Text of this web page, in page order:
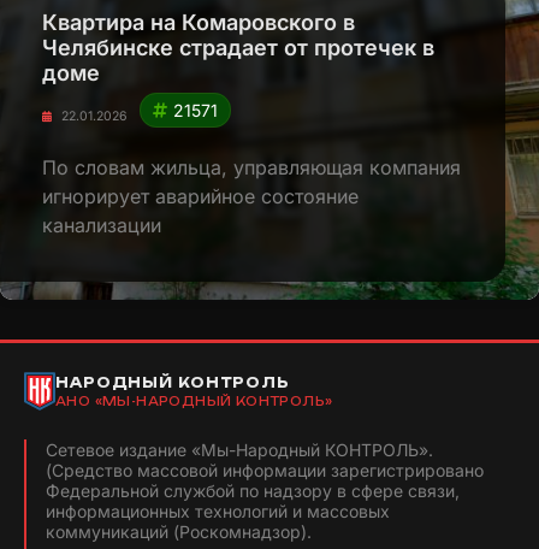
Квартира на Комаровского в
Челябинске страдает от протечек в
доме
22.01.2026 21571
По словам жильца, управляющая компания
игнорирует аварийное состояние
канализации
НАРОДНЫЙ КОНТРОЛЬ
АНО «МЫ-НАРОДНЫЙ КОНТРОЛЬ»
Сетевое издание «Мы-Народный КОНТРОЛЬ».
(Средство массовой информации зарегистрировано
Федеральной службой по надзору в сфере связи,
информационных технологий и массовых
коммуникаций (Роскомнадзор).